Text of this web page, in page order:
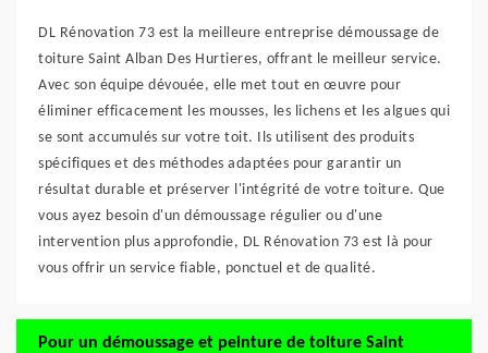
DL Rénovation 73 est la meilleure entreprise démoussage de
toiture Saint Alban Des Hurtieres, offrant le meilleur service.
Avec son équipe dévouée, elle met tout en œuvre pour
éliminer efficacement les mousses, les lichens et les algues qui
se sont accumulés sur votre toit. Ils utilisent des produits
spécifiques et des méthodes adaptées pour garantir un
résultat durable et préserver l'intégrité de votre toiture. Que
vous ayez besoin d'un démoussage régulier ou d'une
intervention plus approfondie, DL Rénovation 73 est là pour
vous offrir un service fiable, ponctuel et de qualité.
Pour un démoussage et peinture de toiture Saint